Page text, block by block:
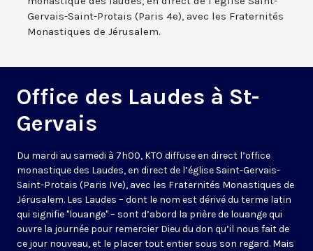
Gervais-Saint-Protais (Paris 4e), avec les Fraternités
Monastiques de Jérusalem.
Office des Laudes à St-
Gervais
Du mardi au samedi à 7h00, KTO diffuse en direct l’office
monastique des Laudes, en direct de l’église Saint-Gervais-
Saint-Protais (Paris IVe), avec les Fraternités Monastiques de
Jérusalem. Les Laudes – dont le nom est dérivé du terme latin
qui signifie "louange" – sont d’abord la prière de louange qui
ouvre la journée pour remercier Dieu du don qu’il nous fait de
ce jour nouveau, et le placer tout entier sous son regard. Mais